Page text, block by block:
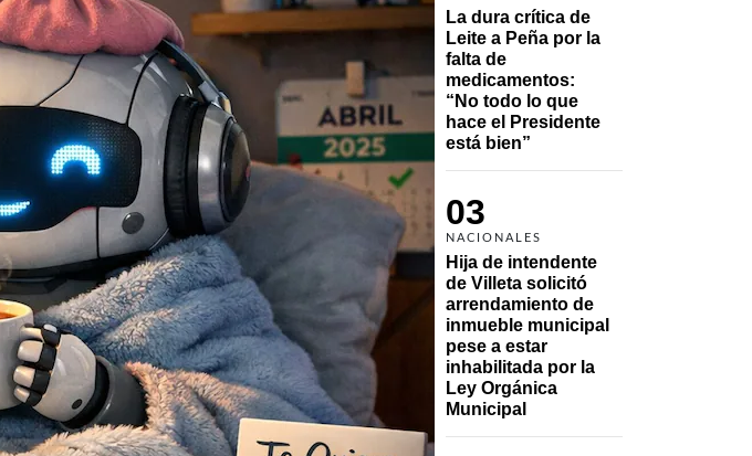
La dura crítica de
Leite a Peña por la
falta de
medicamentos:
“No todo lo que
hace el Presidente
está bien”
03
NACIONALES
Hija de intendente
de Villeta solicitó
arrendamiento de
inmueble municipal
pese a estar
inhabilitada por la
Ley Orgánica
Municipal